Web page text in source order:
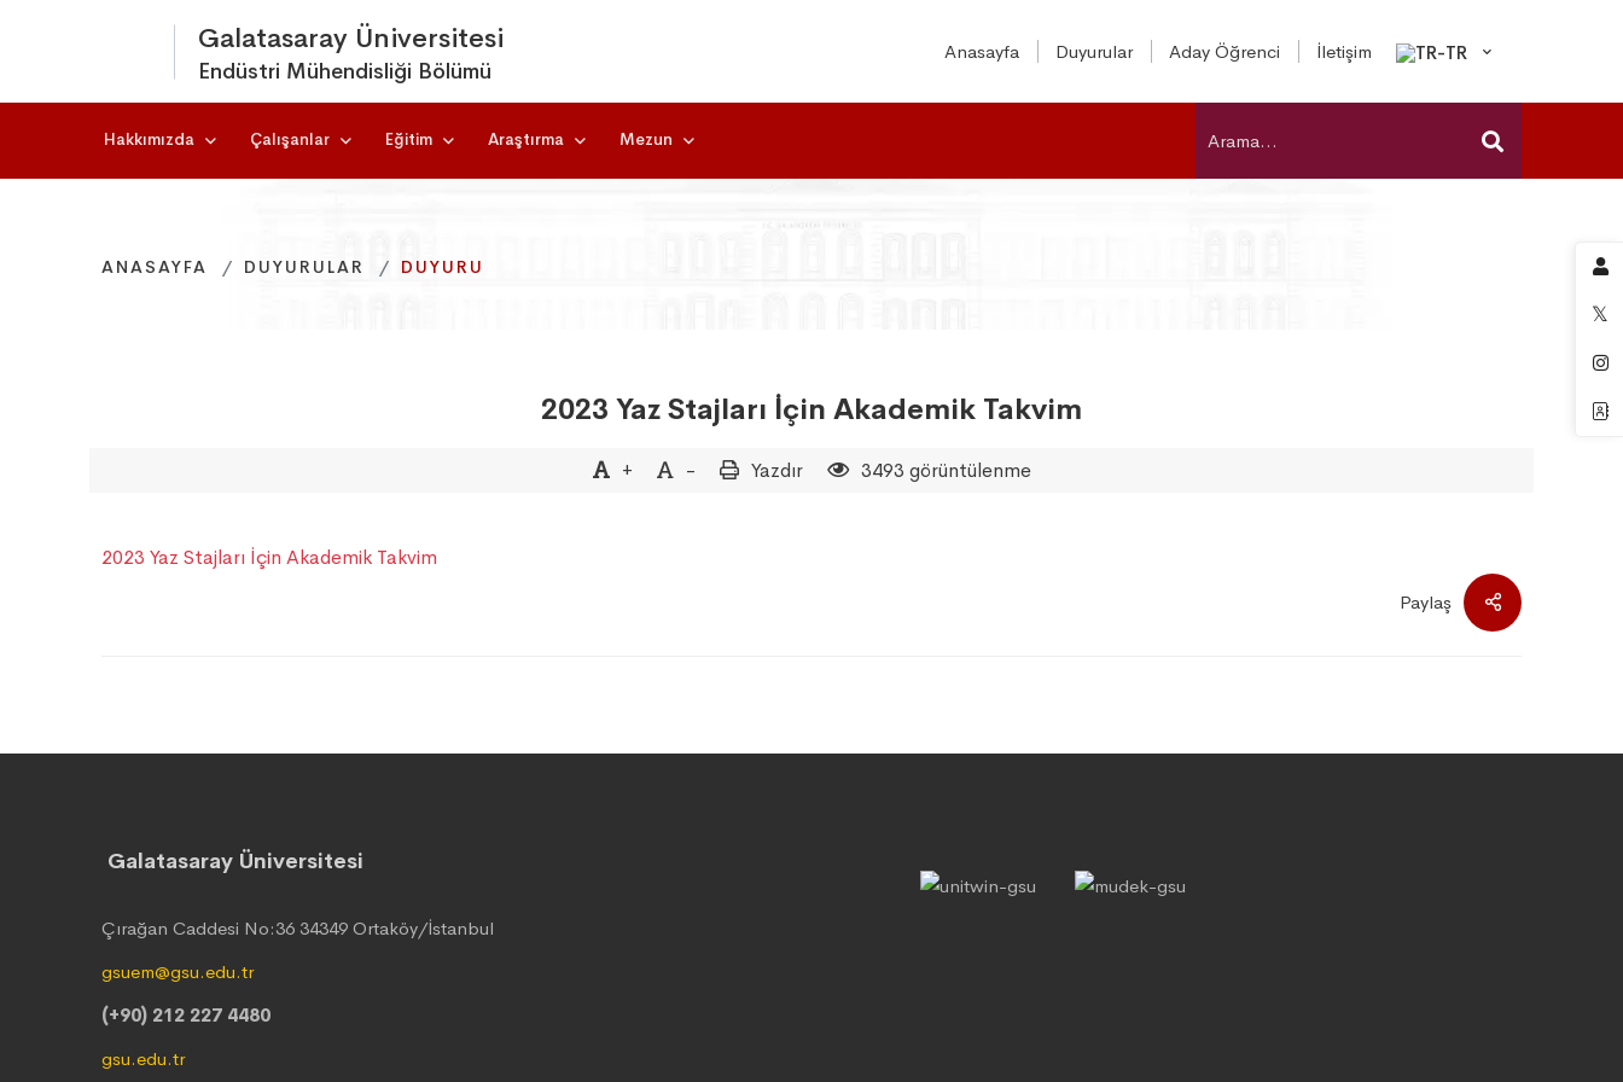
Galatasaray Üniversitesi
Endüstri Mühendisliği Bölümü
Anasayfa Duyurular Aday Öğrenci İletişim
Hakkımızda Çalışanlar Eğitim Araştırma Mezun
ANASAYFA DUYURULAR DUYURU
ANASAYFA DUYURULAR DUYURU
ANASAYFA DUYURULAR DUYURU
2023 Yaz Stajları İçin Akademik Takvim
+ - Yazdır 3493 görüntülenme
2023 Yaz Stajları İçin Akademik Takvim
Paylaş
Galatasaray Üniversitesi
Çırağan Caddesi No:36 34349 Ortaköy/İstanbul
gsuem@gsu.edu.tr
(+90) 212 227 4480
gsu.edu.tr